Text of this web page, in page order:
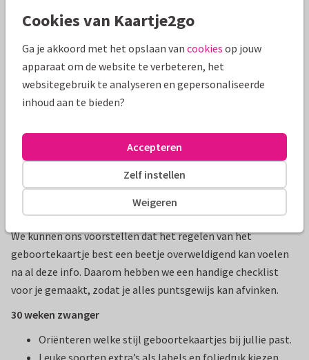
te delen.
Benieuwd wanneer je de geboortekaartjes op de
deurmat mag verwachten? Geboortekaartjes met folie
hebben een levertijd van 2 à 3 dagen. Bestel je kaartjes
Checklist: Wat je wanneer moet regelen voor
de geboortekaartjes
We kunnen ons voorstellen dat het regelen van het
geboortekaartje best een beetje overweldigend kan voelen
na al deze info. Daarom hebben we een handige checklist
voor je gemaakt, zodat je alles puntsgewijs kan afvinken.
30 weken zwanger
Oriënteren welke stijl geboortekaartjes bij jullie past.
Cookies van Kaartje2go
Ga je akkoord met het opslaan van cookies op jouw
apparaat om de website te verbeteren, het
websitegebruik te analyseren en gepersonaliseerde
inhoud aan te bieden?
Weigeren
Zelf instellen
Accepteren